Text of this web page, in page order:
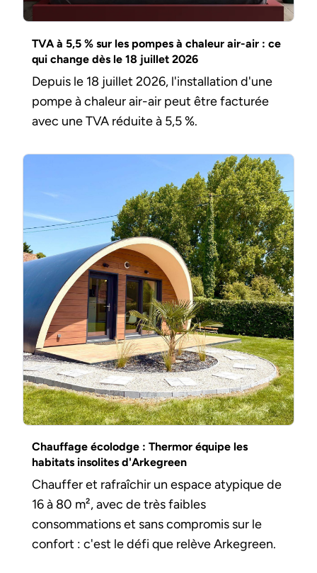
TVA à 5,5 % sur les pompes à chaleur air-air : ce
qui change dès le 18 juillet 2026
Depuis le 18 juillet 2026, l'installation d'une
pompe à chaleur air-air peut être facturée
avec une TVA réduite à 5,5 %.
Chauffage écolodge : Thermor équipe les
habitats insolites d'Arkegreen
Chauffer et rafraîchir un espace atypique de
16 à 80 m², avec de très faibles
consommations et sans compromis sur le
confort : c'est le défi que relève Arkegreen.